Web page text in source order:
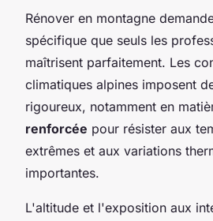
Rénover en montagne
spécifique que seuls les
maîtrisent parfaitement. Les
climatiques alpines imposent
rigoureux, notamment en
renforcée pour résister aux
extrêmes et aux variations
importantes.
L'altitude et l'exposition aux